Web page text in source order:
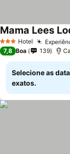
3 EstrelasHotel
Mama Lees
7,8 Boa 139
Selecione as
exatos.